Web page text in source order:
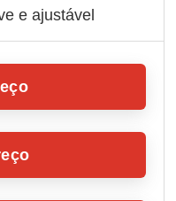
e ajustável